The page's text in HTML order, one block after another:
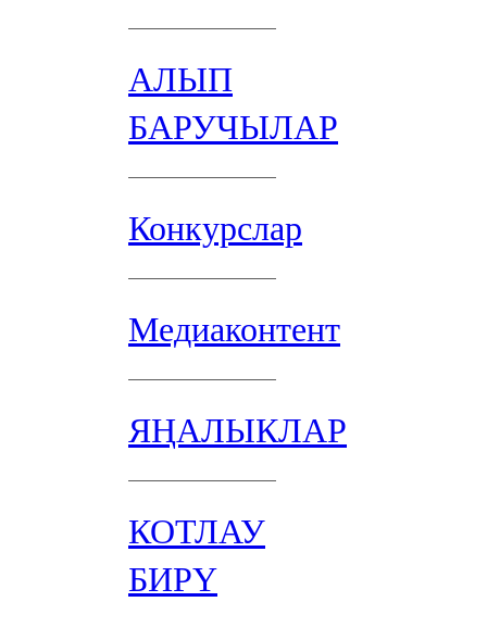
АЛЫП
БАРУЧЫЛАР
Конкурслар
Медиаконтент
ЯҢАЛЫКЛАР
КОТЛАУ
БИРҮ